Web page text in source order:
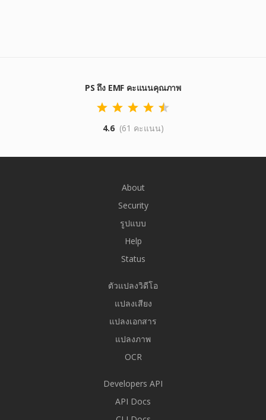
PS ถึง EMF คะแนนคุณภาพ
4.6 (61 คะแนน)
About
Security
รูปแบบ
Help
Status
ตัวแปลงวิดีโอ
แปลงเสียง
แปลงเอกสาร
แปลงภาพ
OCR
Developers API
API Docs